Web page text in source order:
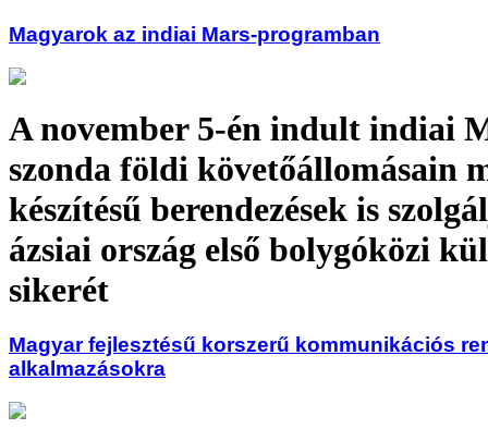
Magyarok az indiai Mars-programban
A november 5-én indult indiai
szonda földi követőállomásain
készítésű berendezések is
ázsiai ország első bolygóközi
sikerét
Magyar fejlesztésű korszerű kommunikációs
alkalmazásokra